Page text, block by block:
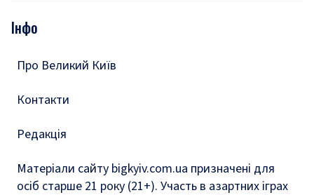
Подкасти
Тести
Інфо
Про Великий Київ
Контакти
Редакція
Матеріали сайту bigkyiv.com.ua призначені для
осіб старше 21 року (21+). Участь в азартних іграх